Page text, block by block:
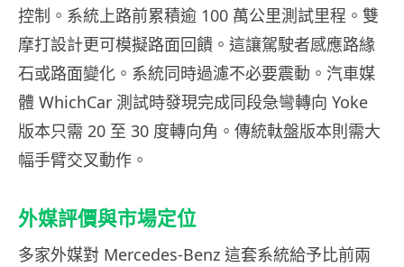
控制。系統上路前累積逾 100 萬公里測試里程。雙
摩打設計更可模擬路面回饋。這讓駕駛者感應路緣
石或路面變化。系統同時過濾不必要震動。汽車媒
體 WhichCar 測試時發現完成同段急彎轉向 Yoke
版本只需 20 至 30 度轉向角。傳統軚盤版本則需大
幅手臂交叉動作。
外媒評價與市場定位
多家外媒對 Mercedes-Benz 這套系統給予比前兩